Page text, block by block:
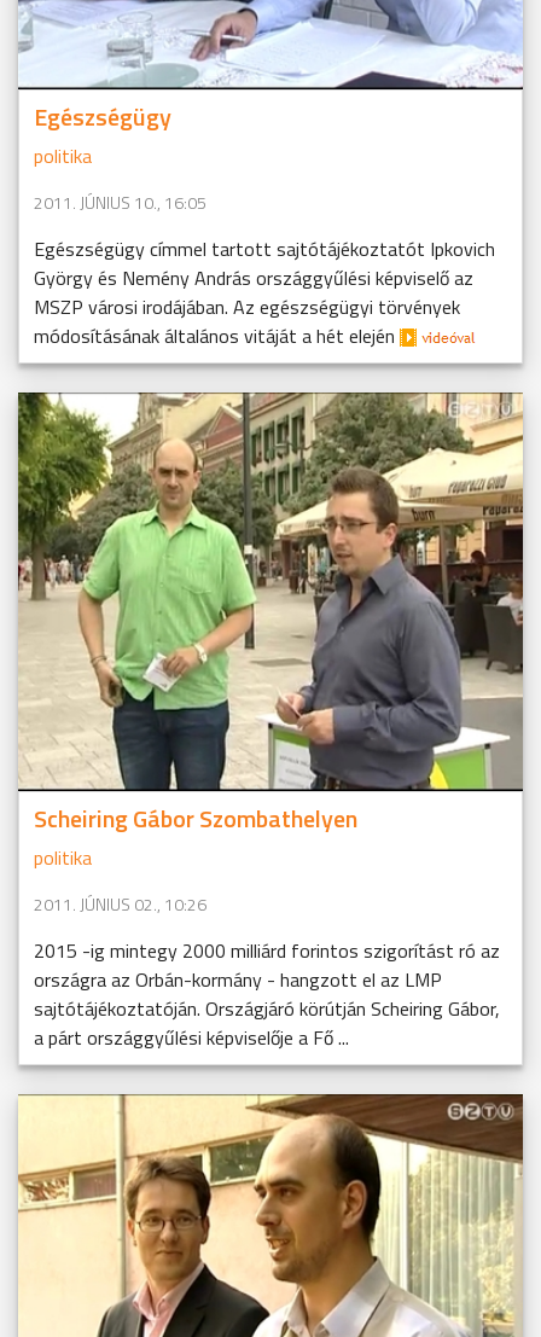
Egészségügy
politika
2011. JÚNIUS 10., 16:05
Egészségügy címmel tartott sajtótájékoztatót Ipkovich
György és Nemény András országgyűlési képviselő az
MSZP városi irodájában. Az egészségügyi törvények
módosításának általános vitáját a hét elején
Scheiring Gábor Szombathelyen
politika
2011. JÚNIUS 02., 10:26
2015 -ig mintegy 2000 milliárd forintos szigorítást ró az
országra az Orbán-kormány - hangzott el az LMP
sajtótájékoztatóján. Országjáró körútján Scheiring Gábor,
a párt országgyűlési képviselője a Fő ...